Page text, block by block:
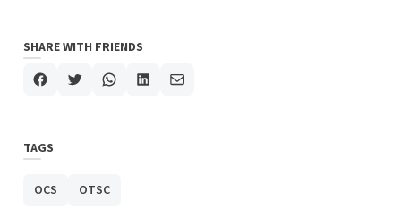
SHARE WITH FRIENDS
TAGS
OCS OTSC